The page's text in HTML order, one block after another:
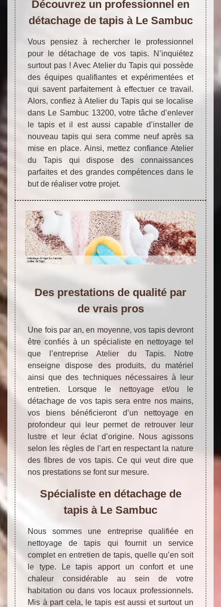
Découvrez un professionnel en
détachage de tapis à Le Sambuc
Vous pensiez à rechercher le professionnel
pour le détachage de vos tapis. N’inquiétez
surtout pas ! Avec Atelier du Tapis qui possède
des équipes qualifiantes et expérimentées et
qui savent parfaitement à effectuer ce travail.
Alors, confiez à Atelier du Tapis qui se localise
dans Le Sambuc 13200, votre tâche d’enlever
le tapis et il est aussi capable d’installer de
nouveau tapis qui sera comme neuf après sa
mise en place. Ainsi, mettez confiance Atelier
du Tapis qui dispose des connaissances
parfaites et des grandes compétences dans le
but de réaliser votre projet.
Des prestations de qualité par
de vrais pros
Une fois par an, en moyenne, vos tapis devront
être confiés à un spécialiste en nettoyage tel
que l’entreprise Atelier du Tapis. Notre
enseigne dispose des produits, du matériel
ainsi que des techniques nécessaires à leur
entretien. Lorsque le nettoyage et/ou le
détachage de vos tapis sera entre nos mains,
vos biens bénéficieront d’un nettoyage en
profondeur qui leur permet de retrouver leur
lustre et leur éclat d’origine. Nous agissons
selon les règles de l’art en respectant la nature
des fibres de vos tapis. Ce qui veut dire que
nos prestations se font sur mesure.
Spécialiste en détachage de
tapis à Le Sambuc
Nous sommes une entreprise qualifiée en
nettoyage de tapis qui fournit un service
complet en entretien de tapis, quelle qu’en soit
le type. Le tapis apport un confort et une
chaleur considérable au sein de votre
habitation ou dans vos locaux professionnels.
Mis à part cela, le tapis est aussi et surtout un